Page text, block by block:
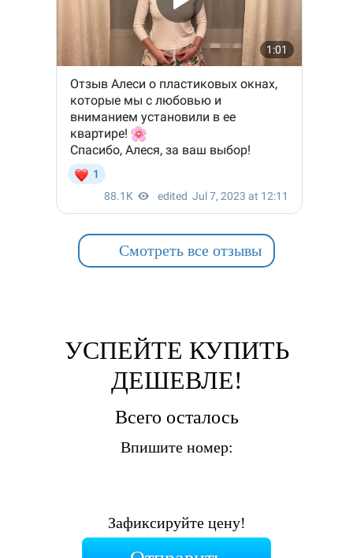
Смотреть все отзывы
УСПЕЙТЕ КУПИТЬ
ДЕШЕВЛЕ!
Всего осталось
Впишите номер:
Зафиксируйте цену!